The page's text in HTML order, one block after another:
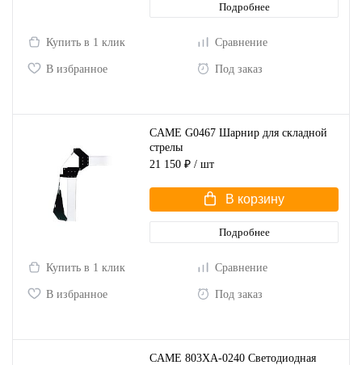
Подробнее
Купить в 1 клик Сравнение
В избранное Под заказ
CAME G0467 Шарнир для складной
стрелы
21 150 ₽ / шт
В корзину
Подробнее
Купить в 1 клик Сравнение
В избранное Под заказ
CAME 803XA-0240 Светодиодная